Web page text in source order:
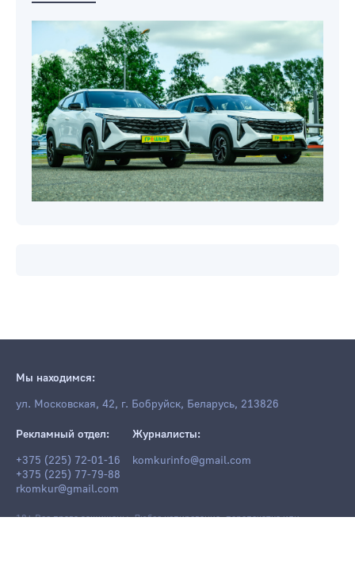
Мы находимся:
ул. Московская, 42, г. Бобруйск, Беларусь, 213826
Рекламный отдел:
+375 (225) 72-01-16
+375 (225) 77-79-88
rkomkur@gmail.com
Журналисты:
komkurinfo@gmail.com
18+ Все права защищены. Любое копирование, перепечатка или